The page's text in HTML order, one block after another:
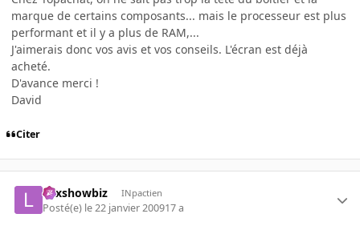
marque de certains composants... mais le processeur est plus
performant et il y a plus de RAM,...
J'aimerais donc vos avis et vos conseils. L'écran est déjà
acheté.
D'avance merci !
David
Citer
Lexshowbiz INpactien
Posté(e) le 22 janvier 200917 a